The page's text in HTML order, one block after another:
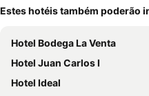
Estes hotéis também poderão
Hotel Bodega La Venta
Hotel Juan Carlos I
Hotel Ideal